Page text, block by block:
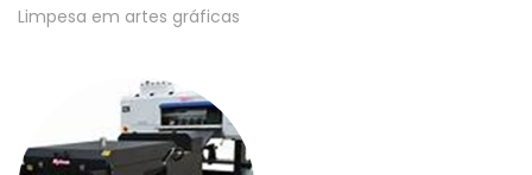
Limpesa em artes gráficas